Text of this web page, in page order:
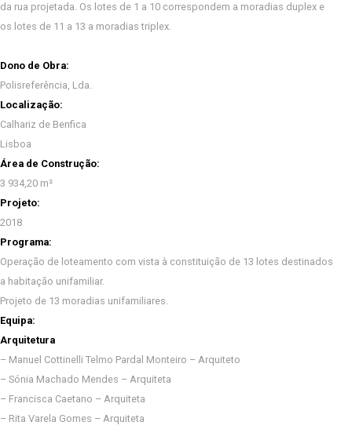
da rua projetada. Os lotes de 1 a 10 correspondem a moradias duplex e
os lotes de 11 a 13 a moradias triplex.
Dono de Obra:
Polisreferência, Lda.
Localização:
Calhariz de Benfica
Lisboa
Área de Construção:
3 934,20 m²
Projeto:
2018
Programa:
Operação de loteamento com vista à constituição de 13 lotes destinados
a habitação unifamiliar.
Projeto de 13 moradias unifamiliares.
Equipa:
Arquitetura
– Manuel Cottinelli Telmo Pardal Monteiro – Arquiteto
– Sónia Machado Mendes – Arquiteta
– Francisca Caetano – Arquiteta
– Rita Varela Gomes – Arquiteta